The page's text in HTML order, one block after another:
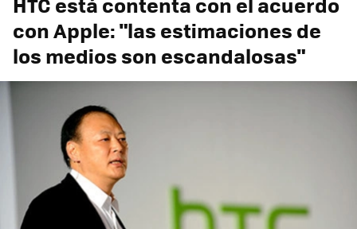
con Apple: "las estimaciones de
los medios son escandalosas"